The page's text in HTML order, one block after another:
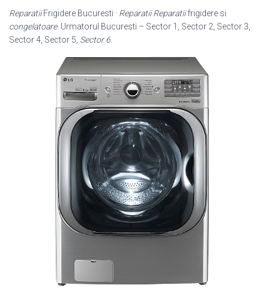
ReparatiiFrigidere Bucuresti · Reparatii Reparatiifrigidere si
congelatoare. Urmatorul Bucuresti – Sector 1, Sector 2, Sector 3,
Sector 4, Sector 5, Sector 6.